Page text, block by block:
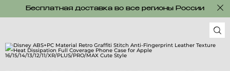
Бесплатная доставка во все регионы России